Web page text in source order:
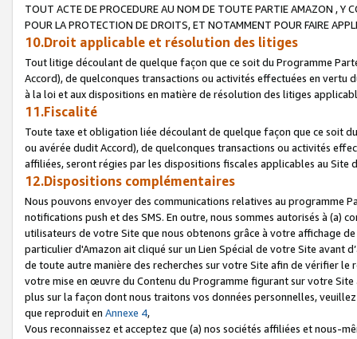
TOUT ACTE DE PROCEDURE AU NOM DE TOUTE PARTIE AMAZON , Y
POUR LA PROTECTION DE DROITS, ET NOTAMMENT POUR FAIRE
10.Droit applicable et résolution des litiges
Tout litige découlant de quelque façon que ce soit du Programme
Accord), de quelconques transactions ou activités effectuées en vertu
à la loi et aux dispositions en matière de résolution des litiges
11.Fiscalité
Toute taxe et obligation liée découlant de quelque façon que ce soit
ou avérée dudit Accord), de quelconques transactions ou activités
affiliées, seront régies par les dispositions fiscales applicables au Site
12.Dispositions complémentaires
Nous pouvons envoyer des communications relatives au programme
notifications push et des SMS. En outre, nous sommes autorisés à
utilisateurs de votre Site que nous obtenons grâce à votre affichage
particulier d'Amazon ait cliqué sur un Lien Spécial de votre Site avant
de toute autre manière des recherches sur votre Site afin de vérifier
votre mise en œuvre du Contenu du Programme figurant sur votre
plus sur la façon dont nous traitons vos données personnelles,
que reproduit en Annexe 4,
Vous reconnaissez et acceptez que (a) nos sociétés affiliées et nous-